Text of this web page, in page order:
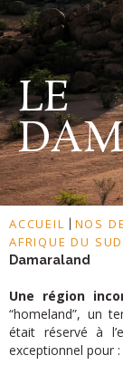
LE
ACCUEIL
NOS
AFRIQUE DU SUD
Damaraland
Une région
“homeland”, un
était réservé à
exceptionnel pour :